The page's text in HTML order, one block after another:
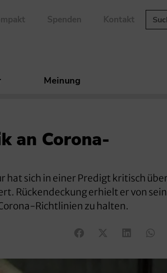
Spenden Kontakt
Meinung
an Corona-
hat sich in einer Predigt kritisch
Rückendeckung erhielt er von
Richtlinien zu halten.